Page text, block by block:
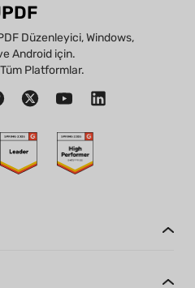
Düzenleyici, Windows,
Android için.
Platformlar.